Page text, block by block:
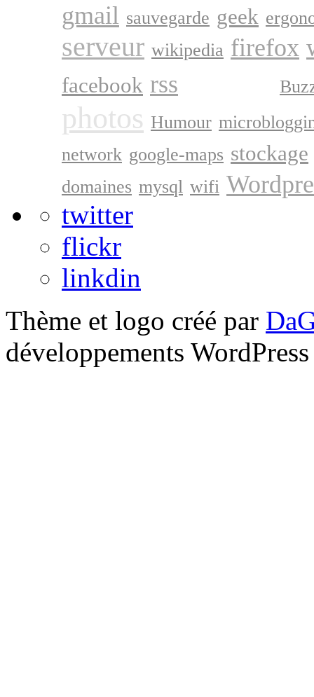
gmail sauvegarde geek
serveur wikipedia firefox
facebook rss
photos Humour
network google-maps stockage
domaines mysql wifi
twitter
flickr
linkdin
Thème et logo créé par
développements